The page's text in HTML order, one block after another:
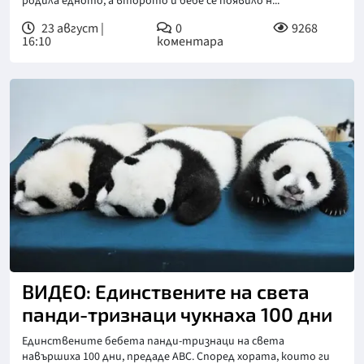
23 август |
16:10
0
коментара
9268
ВИДЕО: Единствените на света
панди-тризнаци чукнаха 100 дни
Единствените бебета панди-тризнаци на света
навършиха 100 дни, предаде ABC. Според хората, които ги